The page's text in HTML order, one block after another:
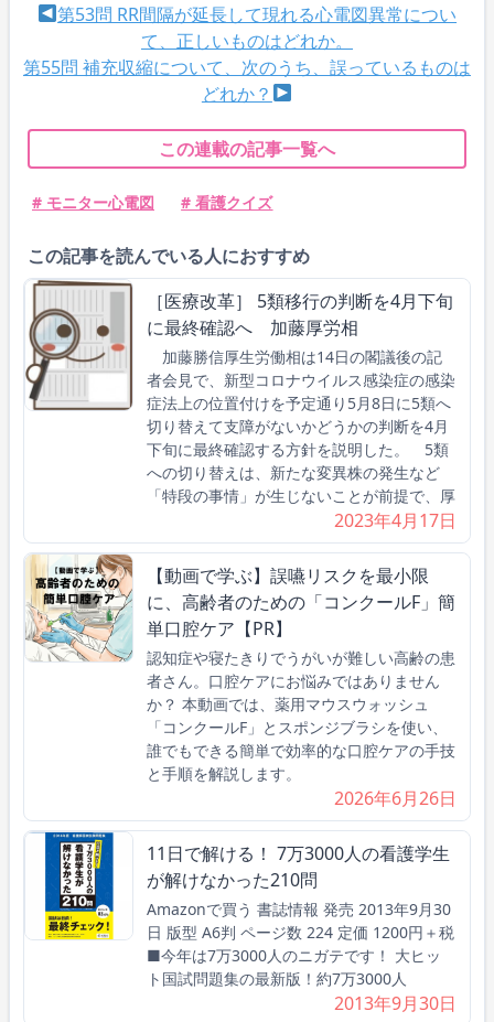
第53問 RR間隔が延長して現れる心電図異常につい
て、正しいものはどれか。
第55問 補充収縮について、次のうち、誤っているものは
どれか？
この連載の記事一覧へ
# モニター心電図 # 看護クイズ
この記事を読んでいる人におすすめ
［医療改革］ 5類移行の判断を4月下旬
に最終確認へ 加藤厚労相
加藤勝信厚生労働相は14日の閣議後の記
者会見で、新型コロナウイルス感染症の感染
症法上の位置付けを予定通り5月8日に5類へ
切り替えて支障がないかどうかの判断を4月
下旬に最終確認する方針を説明した。 5類
への切り替えは、新たな変異株の発生など
「特段の事情」が生じないことが前提で、厚
2023年4月17日
【動画で学ぶ】誤嚥リスクを最小限
に、高齢者のための「コンクールF」簡
単口腔ケア【PR】
認知症や寝たきりでうがいが難しい高齢の患
者さん。口腔ケアにお悩みではありません
か？ 本動画では、薬用マウスウォッシュ
「コンクールF」とスポンジブラシを使い、
誰でもできる簡単で効率的な口腔ケアの手技
と手順を解説します。
2026年6月26日
11日で解ける！ 7万3000人の看護学生
が解けなかった210問
Amazonで買う 書誌情報 発売 2013年9月30
日 版型 A6判 ページ数 224 定価 1200円＋税
■今年は7万3000人のニガテです！ 大ヒッ
ト国試問題集の最新版！約7万3000人
2013年9月30日